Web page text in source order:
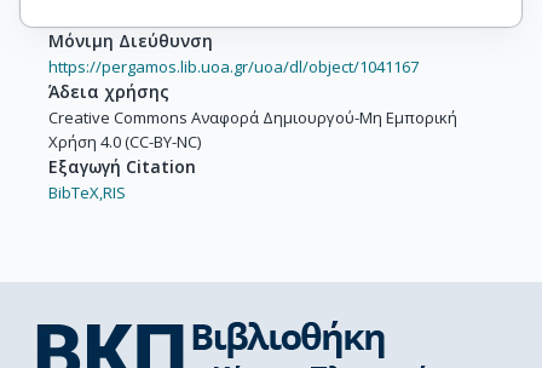
Μόνιμη Διεύθυνση
https://pergamos.lib.uoa.gr/uoa/dl/object/1041167
Άδεια χρήσης
Creative Commons Αναφορά Δημιουργού-Μη Εμπορική
Χρήση 4.0 (CC-BY-NC)
Εξαγωγή Citation
BibTeX,RIS